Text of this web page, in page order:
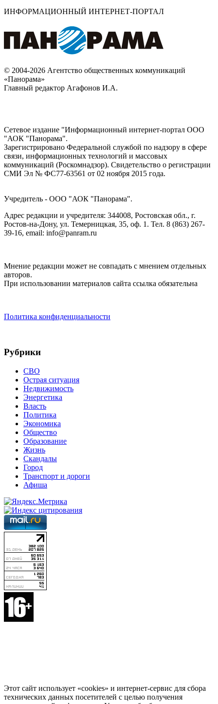
ИНФОРМАЦИОННЫЙ ИНТЕРНЕТ-ПОРТАЛ
© 2004-2026 Агентство общественных коммуникаций
«Панорама»
Главный редактор Агафонов И.А.
Сетевое издание "Информационный интернет-портал ООО
"АОК "Панорама".
Зарегистрировано Федеральной службой по надзору в сфере
связи, информационных технологий и массовых
коммуникаций (Роскомнадзор). Cвидетельство о регистрации
СМИ Эл № ФС77-63561 от 02 ноября 2015 года.
Учредитель - ООО "АОК "Панорама".
Адрес редакции и учредителя: 344008, Ростовская обл., г.
Ростов-на-Дону, ул. Темерницкая, 35, оф. 1. Тел. 8 (863) 267-
39-16, email: info@panram.ru
Мнение редакции может не совпадать с мнением отдельных
авторов.
При использовании материалов сайта ссылка обязательна
Политика конфиденциальности
Рубрики
СВО
Острая ситуация
Недвижимость
Энергетика
Власть
Политика
Экономика
Общество
Образование
Жизнь
Скандалы
Город
Транспорт и дороги
Афиша
Этот сайт использует «cookies» и интернет-сервис для сбора
технических данных посетителей с целью получения